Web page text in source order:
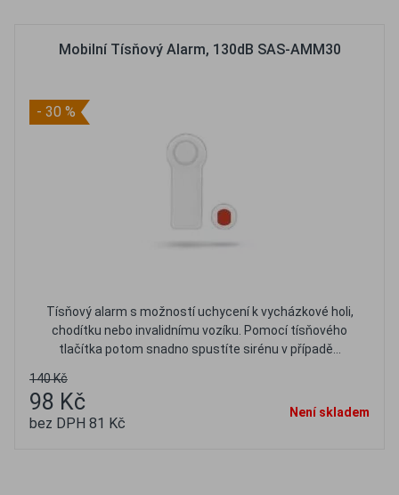
Mobilní Tísňový Alarm, 130dB SAS-AMM30
- 30 %
Tísňový alarm s možností uchycení k vycházkové holi,
chodítku nebo invalidnímu vozíku. Pomocí tísňového
tlačítka potom snadno spustíte sirénu v případě...
140 Kč
98 Kč
bez DPH 81 Kč
Není skladem